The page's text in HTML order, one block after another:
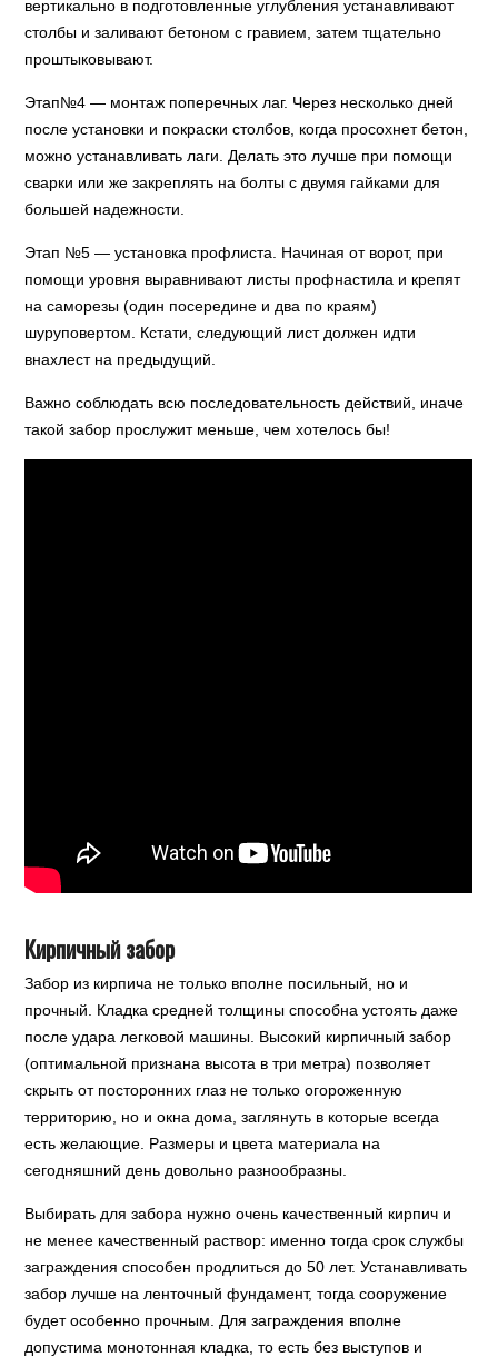
вертикально в подготовленные углубления устанавливают
столбы и заливают бетоном с гравием, затем тщательно
проштыковывают.
Этап№4 — монтаж поперечных лаг. Через несколько дней
после установки и покраски столбов, когда просохнет бетон,
можно устанавливать лаги. Делать это лучше при помощи
сварки или же закреплять на болты с двумя гайками для
большей надежности.
Этап №5 — установка профлиста. Начиная от ворот, при
помощи уровня выравнивают листы профнастила и крепят
на саморезы (один посередине и два по краям)
шуруповертом. Кстати, следующий лист должен идти
внахлест на предыдущий.
Важно соблюдать всю последовательность действий, иначе
такой забор прослужит меньше, чем хотелось бы!
Кирпичный забор
Забор из кирпича не только вполне посильный, но и
прочный. Кладка средней толщины способна устоять даже
после удара легковой машины. Высокий кирпичный забор
(оптимальной признана высота в три метра) позволяет
скрыть от посторонних глаз не только огороженную
территорию, но и окна дома, заглянуть в которые всегда
есть желающие. Размеры и цвета материала на
сегодняшний день довольно разнообразны.
Выбирать для забора нужно очень качественный кирпич и
не менее качественный раствор: именно тогда срок службы
заграждения способен продлиться до 50 лет. Устанавливать
забор лучше на ленточный фундамент, тогда сооружение
будет особенно прочным. Для заграждения вполне
допустима монотонная кладка, то есть без выступов и